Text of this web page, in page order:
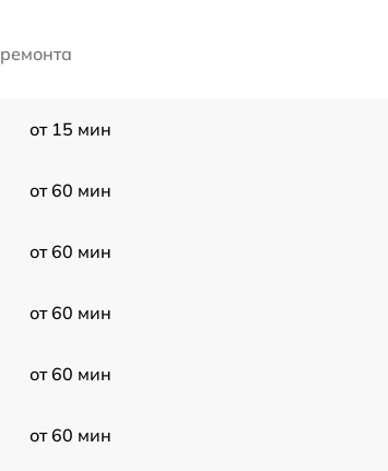
от 15 мин
от 60 мин
от 60 мин
от 60 мин
от 60 мин
от 60 мин